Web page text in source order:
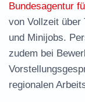
Bundesagentur
von Vollzeit über
und Minijobs.
zudem bei
regionalen